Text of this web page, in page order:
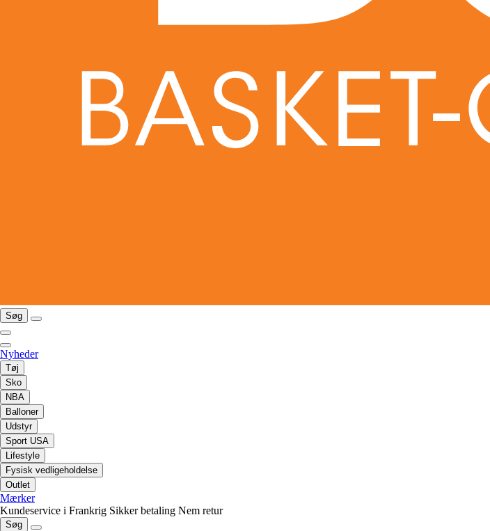
Søg
Nyheder
Tøj
Sko
NBA
Balloner
Udstyr
Sport USA
Lifestyle
Fysisk vedligeholdelse
Outlet
Mærker
Kundeservice i Frankrig Sikker betaling Nem retur
Søg